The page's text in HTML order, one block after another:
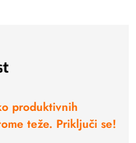
produktivnih
teže. Priključi se!